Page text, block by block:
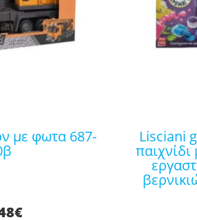
€
lisciani giochi εκπαιδευτικό
παιχνίδι